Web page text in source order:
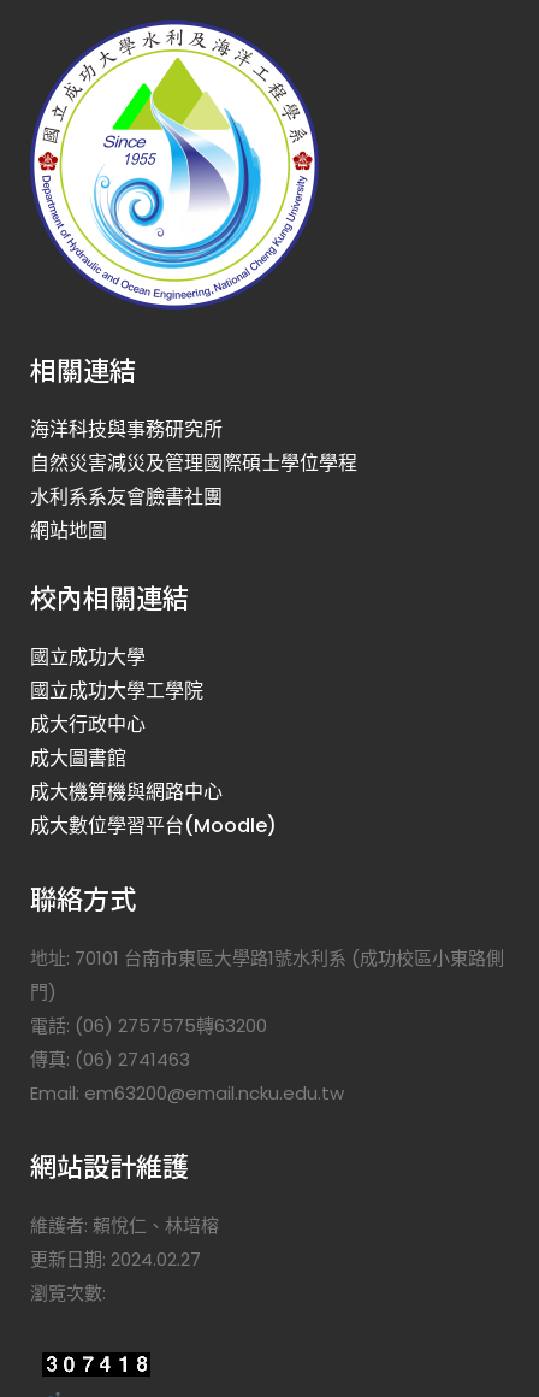
相關連結
海洋科技與事務研究所
自然災害減災及管理國際碩士學位學程
水利系系友會臉書社團
網站地圖
校內相關連結
國立成功大學
國立成功大學工學院
成大行政中心
成大圖書館
成大機算機與網路中心
成大數位學習平台(Moodle)
聯絡方式
地址: 70101 台南市東區大學路1號水利系 (成功校區小東路側
門)
電話: (06) 2757575轉63200
傳真: (06) 2741463
Email: em63200@email.ncku.edu.tw
網站設計維護
維護者: 賴悅仁、林培榕
更新日期: 2024.02.27
瀏覽次數: